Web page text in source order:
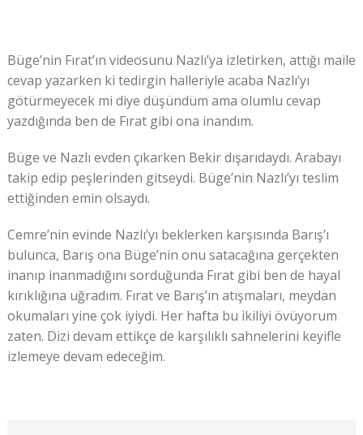
Büge’nin Fırat’ın videosunu Nazlı’ya izletirken, attığı maile
cevap yazarken ki tedirgin halleriyle acaba Nazlı’yı
götürmeyecek mi diye düşündüm ama olumlu cevap
yazdığında ben de Fırat gibi ona inandım.
Büge ve Nazlı evden çıkarken Bekir dışarıdaydı. Arabayı
takip edip peşlerinden gitseydi. Büge’nin Nazlı’yı teslim
ettiğinden emin olsaydı.
Cemre’nin evinde Nazlı’yı beklerken karşısında Barış’ı
bulunca, Barış ona Büge’nin onu satacağına gerçekten
inanıp inanmadığını sorduğunda Fırat gibi ben de hayal
kırıklığına uğradım. Fırat ve Barış’ın atışmaları, meydan
okumaları yine çok iyiydi. Her hafta bu ikiliyi övüyorum
zaten. Dizi devam ettikçe de karşılıklı sahnelerini keyifle
izlemeye devam edeceğim.